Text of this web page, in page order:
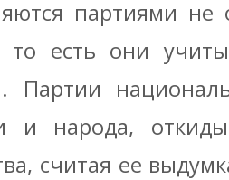
партиями
то есть они
Партии
и народа,
считая ее